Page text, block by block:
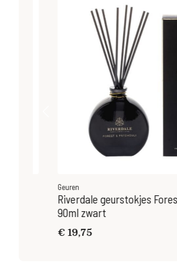
Riverdale geurstokjes Forest &
90ml zwart
19,75